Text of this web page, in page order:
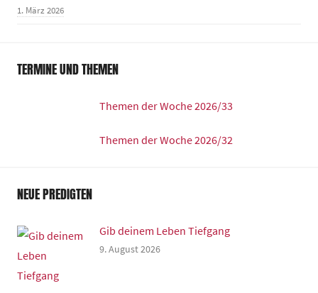
1. März 2026
TERMINE UND THEMEN
Themen der Woche 2026/33
Themen der Woche 2026/32
NEUE PREDIGTEN
Gib deinem Leben Tiefgang
9. August 2026